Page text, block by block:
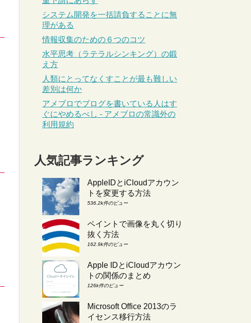
システム開発を一括請負することに無
理がある
情報収集のための６つのコツ
水平思考（ラテラルシンキング）の鍛
え方
人類にとってなくすことが最も難しい
差別は何か
アメブロでブログを書いている人はす
ぐにやめるべし - アメブロの常識外の
利用規約
人気記事ランキング
AppleIDとiCloudアカウン
トを変更する方法
536.2k件のビュー
ペイントで画像を丸く切り
抜く方法
162.9k件のビュー
Apple IDとiCloudアカウン
トの関係のまとめ
126k件のビュー
Microsoft Office 2013のラ
イセンス移行方法